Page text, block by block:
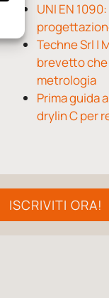
UNI EN
Techne Srl |
brevetto
metrologia
Prima guida
drylin C per
ISCRIVITI ORA!